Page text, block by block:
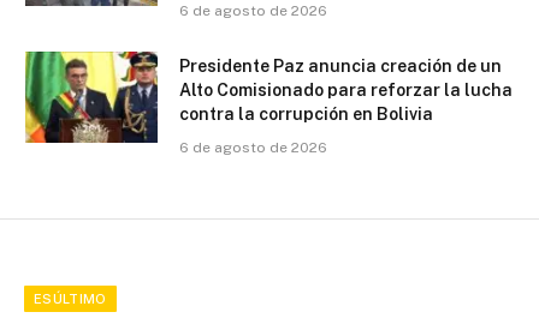
6 de agosto de 2026
Presidente Paz anuncia creación de un
Alto Comisionado para reforzar la lucha
contra la corrupción en Bolivia
6 de agosto de 2026
ESÚLTIMO